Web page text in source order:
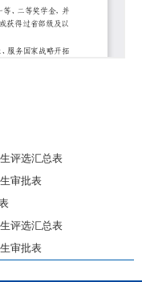
评选汇总表
审批表
评选汇总表
审批表